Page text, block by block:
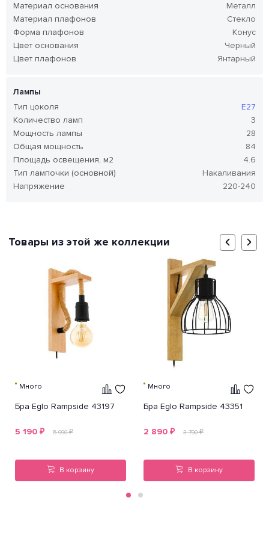
Материал основания
Металл
Материал плафонов
Стекло
Форма плафонов
Конус
Цвет основания
Черный
Цвет плафонов
Янтарный
Лампы
Тип цоколя
E27
Количество ламп
3
Мощность лампы
28
Общая мощность
84
Площадь освещения, м2
4.6
Тип лампочки (основной)
Накаливания
Напряжение
220-240
Товары из этой же коллекции
Много
Бра Eglo Rampside 43197
5 190 ₽ 5 990₽
В корзину
Много
Бра Eglo Rampside 43351
2 890 ₽ 3 790₽
В корзину